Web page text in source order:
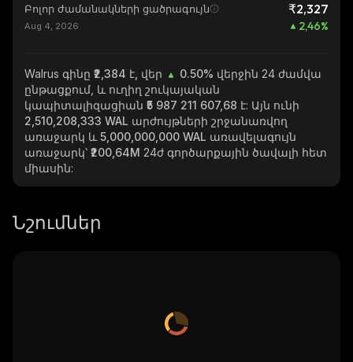
Բոլոր ժամանակների ցածրագույն ₹2,327
Aug 4, 2026 2,46%
Walrus գինը ₹2,384 է, վեր 0.50% վերջին 24 ժամվա
ընթացքում, և ուղիղ շուկայական
կապիտալիզացիան ₹5 987 211 607,68 է: Այն ունի
2,510,208,333 WAL արժույթների շրջանառվող
առաջարկ և 5,000,000,000 WAL առավելագույն
առաջարկ՝ ₹200,64M 24ժ գործարքային ծավալի հետ
միասին:
Նշումներ